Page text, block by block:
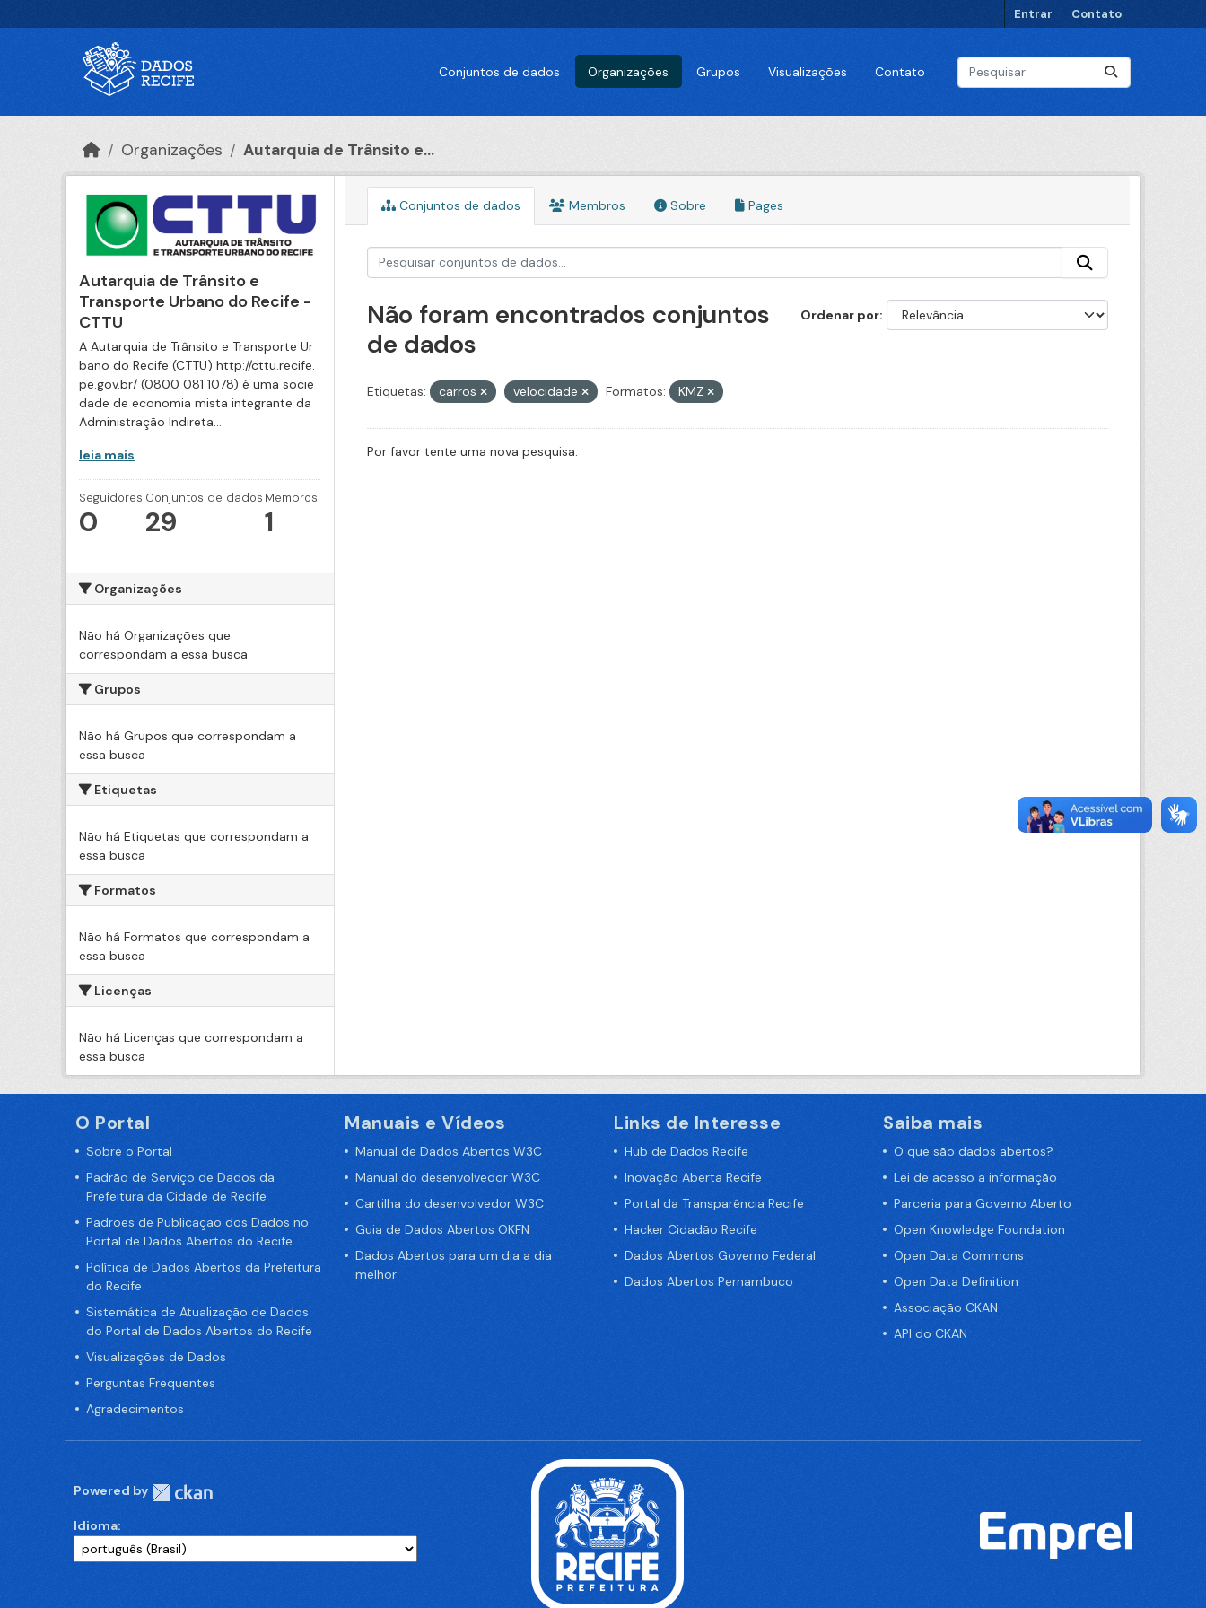
Entrar Contato
Conjuntos de dados Organizações Grupos Visualizações Contato
Organizações Autarquia de Trânsito e...
Autarquia de Trânsito e
Transporte Urbano do Recife -
CTTU
A Autarquia de Trânsito e Transporte Ur
bano do Recife (CTTU) http://cttu.recife.
pe.gov.br/ (0800 081 1078) é uma socie
dade de economia mista integrante da
Administração Indireta...
leia mais
Seguidores
0
Conjuntos de dados
29
Membros
1
Organizações
Não há Organizações que
correspondam a essa busca
Grupos
Não há Grupos que correspondam a
essa busca
Etiquetas
Não há Etiquetas que correspondam a
essa busca
Formatos
Não há Formatos que correspondam a
essa busca
Licenças
Não há Licenças que correspondam a
essa busca
Conjuntos de dados Membros Sobre Pages
Ordenar por
Não foram encontrados conjuntos
de dados
Etiquetas: carros velocidade Formatos: KMZ
Por favor tente uma nova pesquisa.
O Portal
Sobre o Portal
Padrão de Serviço de Dados da
Prefeitura da Cidade de Recife
Padrões de Publicação dos Dados no
Portal de Dados Abertos do Recife
Política de Dados Abertos da Prefeitura
do Recife
Sistemática de Atualização de Dados
do Portal de Dados Abertos do Recife
Visualizações de Dados
Perguntas Frequentes
Agradecimentos
Manuais e Vídeos
Manual de Dados Abertos W3C
Manual do desenvolvedor W3C
Cartilha do desenvolvedor W3C
Guia de Dados Abertos OKFN
Dados Abertos para um dia a dia
melhor
Links de Interesse
Hub de Dados Recife
Inovação Aberta Recife
Portal da Transparência Recife
Hacker Cidadão Recife
Dados Abertos Governo Federal
Dados Abertos Pernambuco
Saiba mais
O que são dados abertos?
Lei de acesso a informação
Parceria para Governo Aberto
Open Knowledge Foundation
Open Data Commons
Open Data Definition
Associação CKAN
API do CKAN
Powered by
Idioma